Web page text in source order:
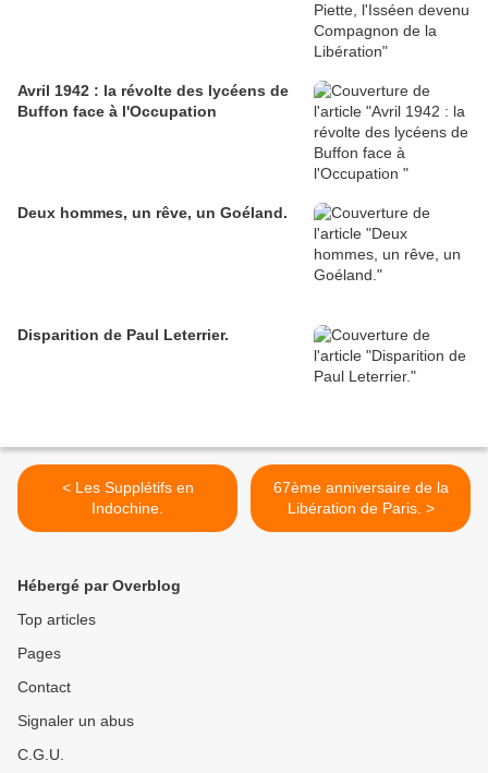
Avril 1942 : la révolte des lycéens de
Buffon face à l'Occupation
Deux hommes, un rêve, un Goéland.
Disparition de Paul Leterrier.
< Les Supplétifs en
Indochine.
67ème anniversaire de la
Libération de Paris. >
Hébergé par Overblog
Top articles
Pages
Contact
Signaler un abus
C.G.U.